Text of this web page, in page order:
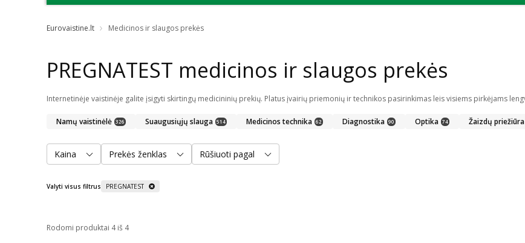
Eurovaistine.lt Medicinos ir slaugos prekės
PREGNATEST medicinos ir slaugos prekės
Namų vaistinėlė 326 Suaugusiųjų slauga 514 Medicinos technika 62 Diagnostika 90 Optika 74 Žaizdų priežiūra
Kaina Prekės ženklas Rūšiuoti pagal
Valyti visus filtrus PREGNATEST
Rodomi produktai 4 iš 4